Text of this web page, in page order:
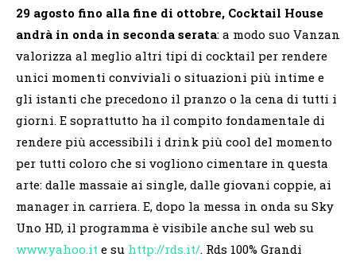
29 agosto fino alla fine di ottobre, Cocktail House
andrà in onda in seconda serata: a modo suo Vanzan
valorizza al meglio altri tipi di cocktail per rendere
unici momenti conviviali o situazioni più intime e
gli istanti che precedono il pranzo o la cena di tutti i
giorni. E soprattutto ha il compito fondamentale di
rendere più accessibili i drink più cool del momento
per tutti coloro che si vogliono cimentare in questa
arte: dalle massaie ai single, dalle giovani coppie, ai
manager in carriera. E, dopo la messa in onda su Sky
Uno HD, il programma è visibile anche sul web su
www.yahoo.it e su http://rds.it/. Rds 100% Grandi